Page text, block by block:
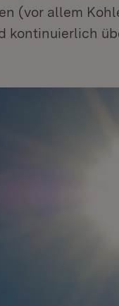
(vor allem
kontinuierlich